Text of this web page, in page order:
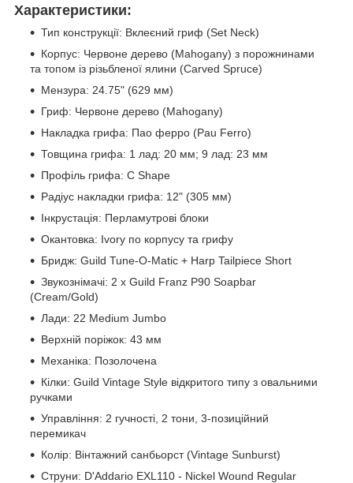
Характеристики:
Тип конструкції: Вклеєний гриф (Set Neck)
Корпус: Червоне дерево (Mahogany) з порожнинами
та топом із різьбленої ялини (Carved Spruce)
Мензура: 24.75" (629 мм)
Гриф: Червоне дерево (Mahogany)
Накладка грифа: Пао ферро (Pau Ferro)
Товщина грифа: 1 лад: 20 мм; 9 лад: 23 мм
Профіль грифа: C Shape
Радіус накладки грифа: 12" (305 мм)
Інкрустація: Перламутрові блоки
Окантовка: Ivory по корпусу та грифу
Бридж: Guild Tune-O-Matic + Harp Tailpiece Short
Звукознімачі: 2 х Guild Franz P90 Soapbar
(Cream/Gold)
Лади: 22 Medium Jumbo
Верхній поріжок: 43 мм
Механіка: Позолочена
Кілки: Guild Vintage Style відкритого типу з овальними
ручками
Управління: 2 гучності, 2 тони, 3-позиційний
перемикач
Колір: Вінтажний санбьорст (Vintage Sunburst)
Струни: D'Addario EXL110 - Nickel Wound Regular